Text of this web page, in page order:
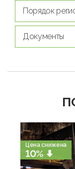
Порядок
Документы
Цена снижена
10%